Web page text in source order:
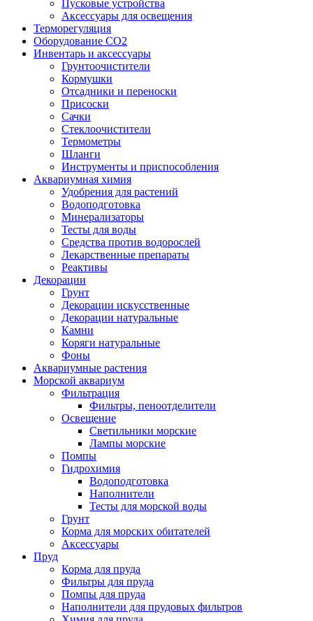
Пусковые устройства
Аксессуары для освещения
Терморегуляция
Оборудование CO2
Инвентарь и аксессуары
Грунтоочистители
Кормушки
Отсадники и переноски
Присоски
Сачки
Стеклоочистители
Термометры
Шланги
Инструменты и приспособления
Аквариумная химия
Удобрения для растений
Водоподготовка
Минерализаторы
Тесты для воды
Средства против водорослей
Лекарственные препараты
Реактивы
Декорации
Грунт
Декорации искусственные
Декорации натуральные
Камни
Коряги натуральные
Фоны
Аквариумные растения
Морской аквариум
Фильтрация
Фильтры, пеноотделители
Освещение
Светильники морские
Лампы морские
Помпы
Гидрохимия
Водоподготовка
Наполнители
Тесты для морской воды
Грунт
Корма для морских обитателей
Аксессуары
Пруд
Корма для пруда
Фильтры для пруда
Помпы для пруда
Наполнители для прудовых фильтров